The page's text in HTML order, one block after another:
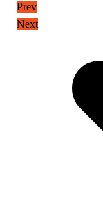
Prev
Next